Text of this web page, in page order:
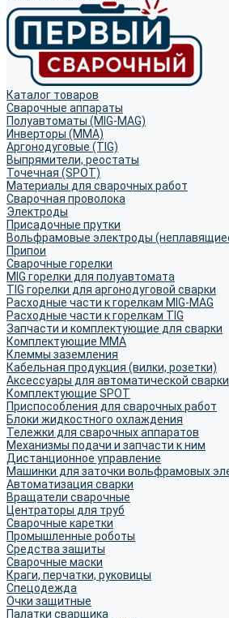
Каталог товаров
Сварочные аппараты
Полуавтоматы (MIG-MAG)
Инверторы (MMA)
Аргонодуговые (TIG)
Выпрямители, реостаты
Точечная (SPOT)
Материалы для сварочных работ
Сварочная проволока
Электроды
Присадочные прутки
Вольфрамовые электроды
Припои
Сварочные горелки
MIG горелки для полуавтомата
TIG горелки для аргонодуговой сварки
Расходные части к горелкам MIG-MAG
Расходные части к горелкам TIG
Запчасти и комплектующие для сварки
Комплектующие ММА
Клеммы заземления
Кабельная продукция (вилки, розетки)
Аксессуары для автоматической сварки
Комплектующие SPOT
Приспособления для сварочных работ
Блоки жидкостного охлаждения
Тележки для сварочных аппаратов
Механизмы подачи и запчасти к ним
Дистанционное управление
Машинки для заточки вольфрамовых
Автоматизация сварки
Вращатели сварочные
Центраторы для труб
Сварочные каретки
Промышленные роботы
Средства защиты
Сварочные маски
Краги, перчатки, руковицы
Спецодежда
Очки защитные
Палатки сварщика